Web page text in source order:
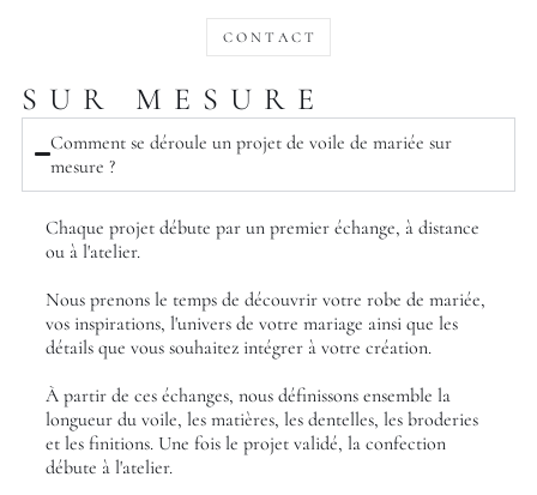
C O N T A C T
SUR MESURE
Comment se déroule un projet de voile de mariée sur
mesure ?
Chaque projet débute par un premier échange, à distance
ou à l'atelier.
Nous prenons le temps de découvrir votre robe de mariée,
vos inspirations, l'univers de votre mariage ainsi que les
détails que vous souhaitez intégrer à votre création.
À partir de ces échanges, nous définissons ensemble la
longueur du voile, les matières, les dentelles, les broderies
et les finitions. Une fois le projet validé, la confection
débute à l'atelier.